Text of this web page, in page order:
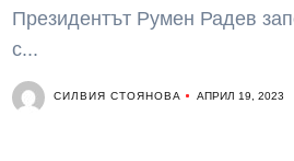
Президентът Румен Радев
с...
СИЛВИЯ СТОЯНОВА АПРИЛ 19, 2023